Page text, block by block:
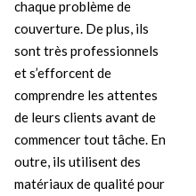
chaque problème de
couverture. De plus, ils
sont très professionnels
et s’efforcent de
comprendre les attentes
de leurs clients avant de
commencer tout tâche. En
outre, ils utilisent des
matériaux de qualité pour